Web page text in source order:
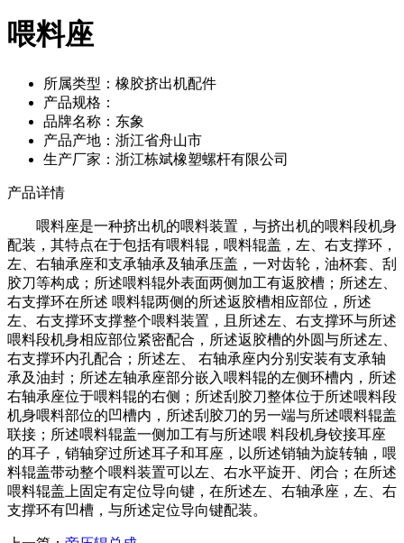
喂料座
所属类型：橡胶挤出机配件
产品规格：
品牌名称：东象
产品产地：浙江省舟山市
生产厂家：浙江栋斌橡塑螺杆有限公司
产品详情
喂料座是一种挤出机的喂料装置，与挤出机的喂料段机身
配装，其特点在于包括有喂料辊，喂料辊盖，左、右支撑环，
左、右轴承座和支承轴承及轴承压盖，一对齿轮，油杯套、刮
胶刀等构成；所述喂料辊外表面两侧加工有返胶槽；所述左、
右支撑环在所述 喂料辊两侧的所述返胶槽相应部位，所述
左、右支撑环支撑整个喂料装置，且所述左、右支撑环与所述
喂料段机身相应部位紧密配合，所述返胶槽的外圆与所述左、
右支撑环内孔配合；所述左、 右轴承座内分别安装有支承轴
承及油封；所述左轴承座部分嵌入喂料辊的左侧环槽内，所述
右轴承座位于喂料辊的右侧；所述刮胶刀整体位于所述喂料段
机身喂料部位的凹槽内，所述刮胶刀的另一端与所述喂料辊盖
联接；所述喂料辊盖一侧加工有与所述喂 料段机身铰接耳座
的耳子，销轴穿过所述耳子和耳座，以所述销轴为旋转轴，喂
料辊盖带动整个喂料装置可以左、右水平旋开、闭合；在所述
喂料辊盖上固定有定位导向键，在所述左、右轴承座，左、右
支撑环有凹槽，与所述定位导向键配装。